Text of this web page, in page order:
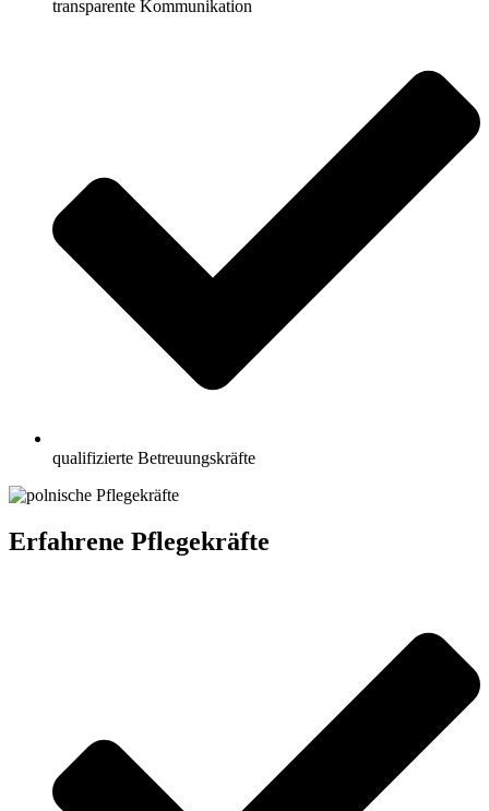
transparente Kommunikation
qualifizierte Betreuungskräfte
Erfahrene Pflegekräfte